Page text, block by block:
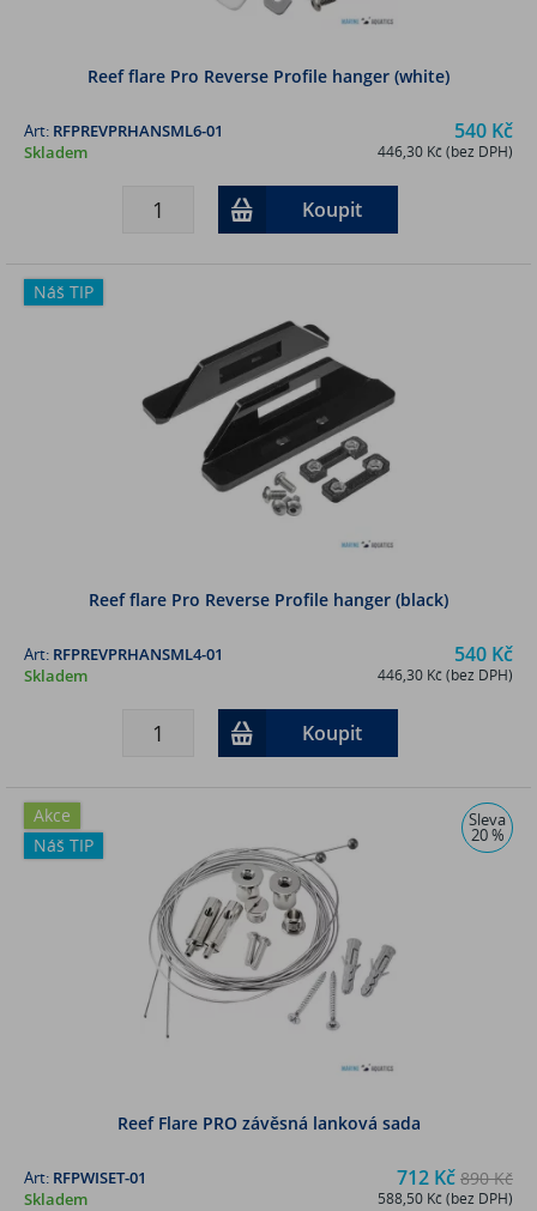
Reef flare Pro Reverse Profile hanger (white)
540 Kč
446,30 Kč (bez DPH)
Art: RFPREVPRHANSML6-01
Skladem
Koupit
Náš TIP
Reef flare Pro Reverse Profile hanger (black)
540 Kč
446,30 Kč (bez DPH)
Art: RFPREVPRHANSML4-01
Skladem
Koupit
Akce
Náš TIP
Sleva
20 %
Reef Flare PRO závěsná lanková sada
712 Kč 890 Kč
588,50 Kč (bez DPH)
Art: RFPWISET-01
Skladem